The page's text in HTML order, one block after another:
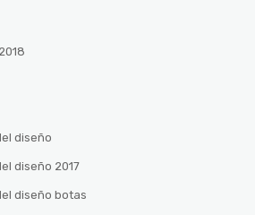
diseño
diseño 2017
diseño botas